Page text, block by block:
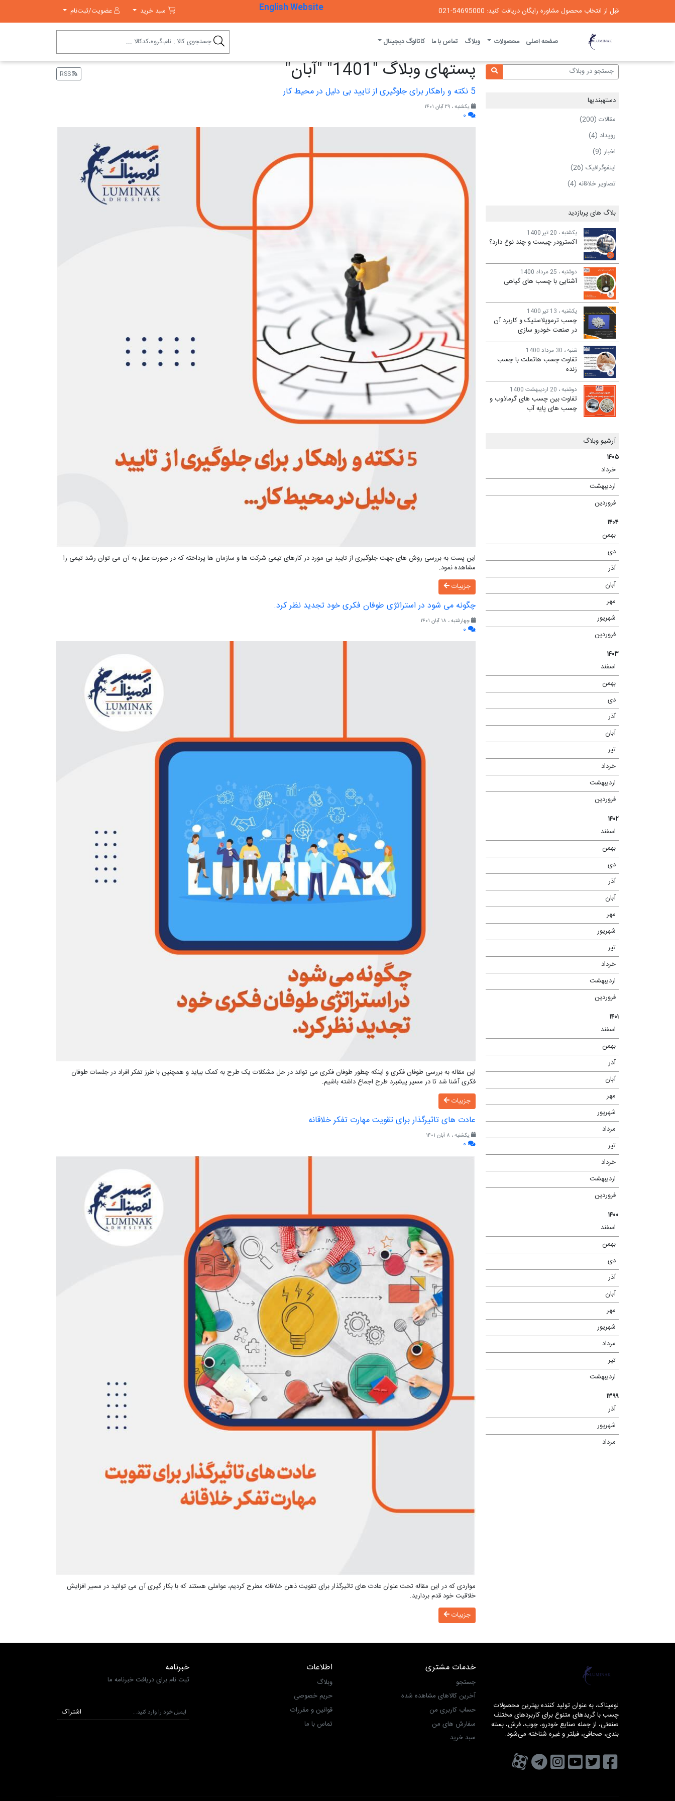
قبل از انتخاب محصول مشاوره رایگان دریافت کنید: 54695000-021 English Website سبد خرید
سبد خرید عضویت/ثبت‌نام
صفحه اصلی محصولات وبلاگ تماس با ما کاتالوگ دیجیتال
دسته‎بندی‎ها
مقالات (200)
رویداد (4)
اخبار (9)
اینفوگرافیک (26)
تصاویر خلاقانه (4)
بلاگ های پربازدید
یکشنبه ، 20 تیر 1400
اکسترودر چیست و چند نوع دارد؟
دوشنبه ، 25 مرداد 1400
آشنایی با چسب های گیاهی
یکشنبه ، 13 تیر 1400
چسب ترموپلاستیک و کاربرد آن
در صنعت خودرو سازی
شنبه ، 30 مرداد 1400
تفاوت چسب هاتملت با چسب
زنده
دوشنبه ، 20 اردیبهشت 1400
تفاوت بین چسب های گرماذوب و
چسب های پایه آب
آرشیو وبلاگ
۱۴۰۵
خرداد
اردیبهشت
فروردین
۱۴۰۴
بهمن
دی
آذر
آبان
مهر
شهریور
فروردین
۱۴۰۳
اسفند
بهمن
دی
آذر
آبان
تیر
خرداد
اردیبهشت
فروردین
۱۴۰۲
اسفند
بهمن
دی
آذر
آبان
مهر
شهریور
تیر
خرداد
اردیبهشت
فروردین
۱۴۰۱
اسفند
بهمن
آذر
آبان
مهر
شهریور
مرداد
تیر
خرداد
اردیبهشت
فروردین
۱۴۰۰
اسفند
بهمن
دی
آذر
آبان
مهر
شهریور
مرداد
تیر
اردیبهشت
۱۳۹۹
آذر
شهریور
مرداد
پست‎های وبلاگ "1401" "آبان" RSS
5 نکته و راهکار برای جلوگیری از تایید بی دلیل در محیط کار
یکشنبه ، ۲۹ آبان ۱۴۰۱
۰
این پست به بررسی روش های جهت جلوگیری از تایید بی مورد در کارهای تیمی شرکت ها و سازمان ها پرداخته که در صورت عمل به آن می توان رشد تیمی را
مشاهده نمود.
جزییات
چگونه می شود در استراتژی طوفان فکری خود تجدید نظر کرد.
چهارشنبه ، ۱۸ آبان ۱۴۰۱
۰
این مقاله به بررسی طوفان فکری و اینکه چطور طوفان فکری می تواند در حل مشکلات یک طرح به کمک بیاید و همچنین با طرز تفکر افراد در جلسات طوفان
فکری آشنا شد تا در مسیر پیشبرد طرح اجماع داشته باشیم.
جزییات
عادت های تاثیرگذار برای تقویت مهارت تفکر خلاقانه
یکشنبه ، ۸ آبان ۱۴۰۱
۰
مواردی که در این مقاله تحت عنوان عادت های تاثیرگذار برای تقویت ذهن خلاقانه مطرح کردیم، عواملی هستند که با بکار گیری آن می توانید در مسیر افزایش
خلاقیت خود قدم بردارید.
جزییات
لومیناک
لومیناک، به عنوان تولید کننده بهترین محصولات
چسب با گریدهای متنوع برای کاربردهای مختلف
صنعتی، از جمله صنایع خودرو، چوب، فرش، بسته
بندی، صحافی، فیلتر و غیره شناخته می‌شود.
فیسبوک
تویتریوتیوب
صفحه اینستاگرام
کانال تلگرام
کانال آپارات
خدمات مشتری
جستجو
آخرین کالاهای مشاهده شده
حساب کاربری من
سفارش های من‎
سبد خرید
اطلاعات
وبلاگ
حریم خصوصی
قوانین و مقررات
تماس با ما
خبرنامه
ثبت نام برای دریافت خبرنامه ما
اشتراک